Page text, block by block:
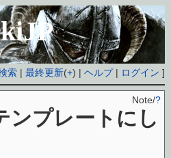
索 |最終更新(+) |ヘルプ| ログイン ]
ンプレートにし
Note/?